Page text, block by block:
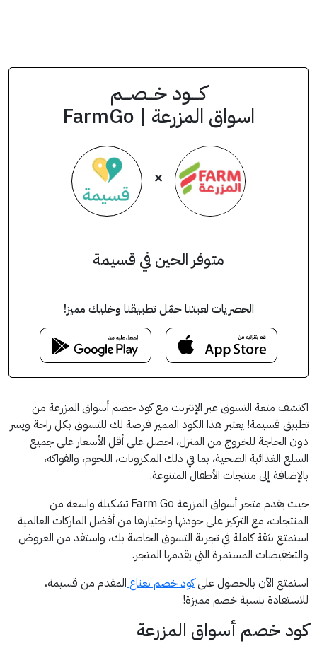
كــــود خـــصـــم
اسواق المزرعة | FarmGo
×
متوفر الحين في قسيمة
الحصريات لعبتنا حمّل تطبيقنا وخليك مميز!
اكتشف متعة التسوق عبر الإنترنت مع كود خصم أسواق المزرعة من
تطبيق قسيمة! يعتبر هذا الكود المميز فرصة لك للتسوق بكل راحة ويسر
دون الحاجة للخروج من المنزل، احصل على أقل الأسعار على جميع
السلع الغذائية الصحية، بما في ذلك المكرونات، اللحوم، والفواكه،
بالإضافة إلى منتجات الأطفال المتنوعة.
حيث يقدم متجر أسواق المزرعة Farm Go تشكيلة واسعة من
المنتجات، مع التركيز على جودتها واختيارها من أفضل الماركات العالمية
استمتع بثقة كاملة في تجربة التسوق الخاصة بك، واستفد من العروض
والتخفيضات المستمرة التي يقدمها المتجر.
استمتع الآن بالحصول علىكود خصم نعناعالمقدم من قسيمة،
للاستفادة بنسبة خصم مميزة!
كود خصم أسواق المزرعة